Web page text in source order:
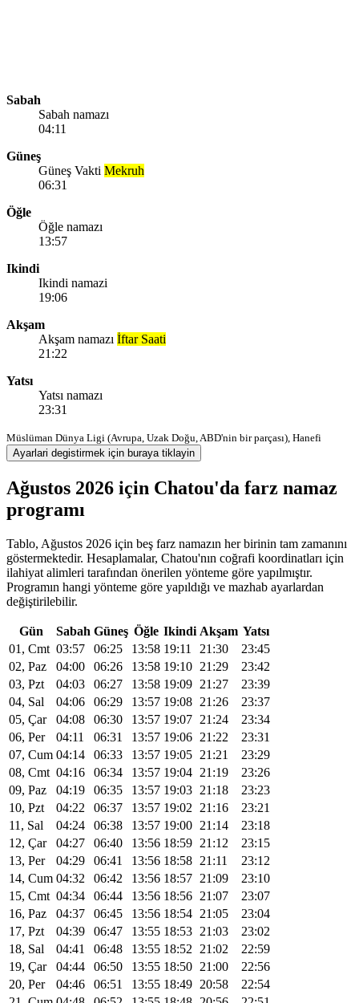
Sabah
Sabah namazı
04:11
Güneş
Güneş Vakti Mekruh
06:31
Öğle
Öğle namazı
13:57
Ikindi
Ikindi namazi
19:06
Akşam
Akşam namazı İftar Saati
21:22
Yatsı
Yatsı namazı
23:31
Müslüman Dünya Ligi (Avrupa, Uzak Doğu, ABD'nin bir parçası), Hanefi
Ayarlari degistirmek için buraya tiklayin
Ağustos 2026 için Chatou'da farz namaz
programı
Tablo, Ağustos 2026 için beş farz namazın her birinin tam zamanını
göstermektedir. Hesaplamalar, Chatou'nın coğrafi koordinatları için
ilahiyat alimleri tarafından önerilen yönteme göre yapılmıştır.
Programın hangi yönteme göre yapıldığı ve mazhab ayarlardan
değiştirilebilir.
Gün Sabah Güneş Öğle Ikindi Akşam Yatsı
01, Cmt 03:57 06:25 13:58 19:11 21:30
23:45
02, Paz
04:00 06:26 13:58 19:10 21:29
23:42
03, Pzt
04:03 06:27 13:58 19:09 21:27
23:39
04, Sal
04:06 06:29 13:57 19:08 21:26
23:37
05, Çar
04:08 06:30 13:57 19:07 21:24
23:34
06, Per
04:11 06:31 13:57 19:06 21:22
23:31
07, Cum 04:14 06:33 13:57 19:05 21:21
23:29
08, Cmt 04:16 06:34 13:57 19:04 21:19
23:26
09, Paz
04:19 06:35 13:57 19:03 21:18
23:23
10, Pzt
04:22 06:37 13:57 19:02 21:16
23:21
11, Sal
04:24 06:38 13:57 19:00 21:14
23:18
12, Çar
04:27 06:40 13:56 18:59 21:12
23:15
13, Per
04:29 06:41 13:56 18:58 21:11
23:12
14, Cum 04:32 06:42 13:56 18:57 21:09
23:10
15, Cmt 04:34 06:44 13:56 18:56 21:07
23:07
16, Paz
04:37 06:45 13:56 18:54 21:05
23:04
17, Pzt
04:39 06:47 13:55 18:53 21:03
23:02
18, Sal
04:41 06:48 13:55 18:52 21:02
22:59
19, Çar
04:44 06:50 13:55 18:50 21:00
22:56
20, Per
04:46 06:51 13:55 18:49 20:58
22:54